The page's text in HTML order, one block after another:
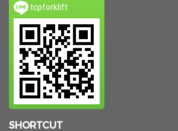
tcpforklift
SHORTCUT